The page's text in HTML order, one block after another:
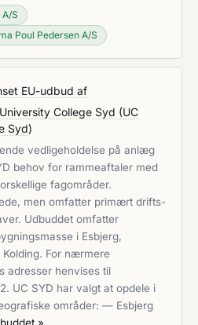
A/S
Poul Pedersen A/S
EU-udbud af
College Syd (UC
Syd)
vedligeholdelse på anlæg
behov for rammeaftaler med
fagområder.
men omfatter primært drifts-
Udbuddet omfatter
i Esbjerg,
For nærmere
adresser henvises til
UC SYD har valgt at opdele i
områder: — Esbjerg